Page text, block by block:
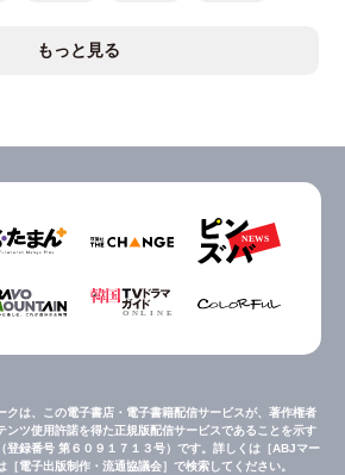
もっと見る
クは、この電子書店・電子書籍配信サービスが、著作権者
ンツ使用許諾を得た正規版配信サービスであることを示す
登録番号 第６０９１７１３号）です。詳しくは［ABJマー
［電子出版制作・流通協議会］で検索してください。